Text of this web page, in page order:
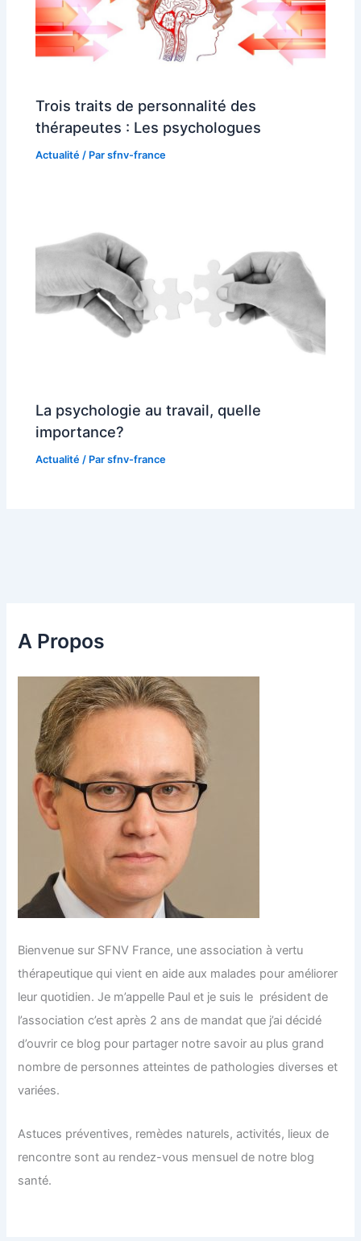
Trois traits de personnalité des
thérapeutes : Les psychologues
Actualité / Parsfnv-france
La psychologie au travail, quelle
importance?
Actualité / Parsfnv-france
A Propos
Bienvenue sur SFNV France, une association à vertu
thérapeutique qui vient en aide aux malades pour améliorer
leur quotidien. Je m’appelle Paul et je suis le président de
l’association c’est après 2 ans de mandat que j’ai décidé
d’ouvrir ce blog pour partager notre savoir au plus grand
nombre de personnes atteintes de pathologies diverses et
variées.
Astuces préventives, remèdes naturels, activités, lieux de
rencontre sont au rendez-vous mensuel de notre blog
santé.